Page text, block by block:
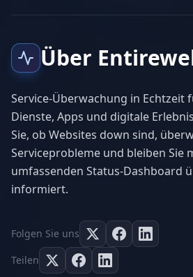
Über
Service-Überwachung in Echtzeit
Dienste, Apps und digitale
Sie, ob Websites down sind,
Serviceprobleme und bleiben Sie
umfassenden Status-Dashboard
informiert.
Folgen Sie uns
Teilen